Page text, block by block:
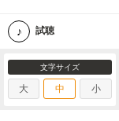
試聴
文字サイズ
大 中 小